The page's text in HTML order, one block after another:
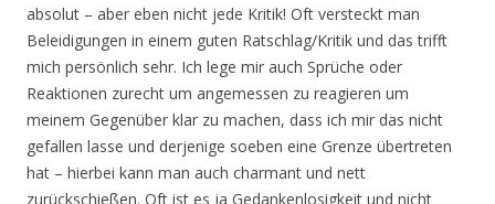
absolut – aber eben nicht jede Kritik! Oft versteckt man
Beleidigungen in einem guten Ratschlag/Kritik und das trifft
mich persönlich sehr. Ich lege mir auch Sprüche oder
Reaktionen zurecht um angemessen zu reagieren um
meinem Gegenüber klar zu machen, dass ich mir das nicht
gefallen lasse und derjenige soeben eine Grenze übertreten
hat – hierbei kann man auch charmant und nett
zurückschießen. Oft ist es ja Gedankenlosigkeit und nicht